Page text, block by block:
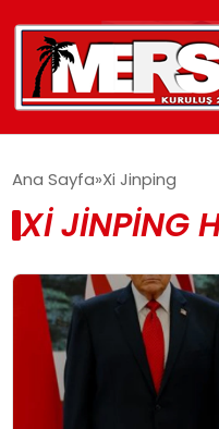
YAŞAM
GÜNCEL
SAĞLIK
EĞITIM
Ana Sayfa Xi Jinping
XI JINPING